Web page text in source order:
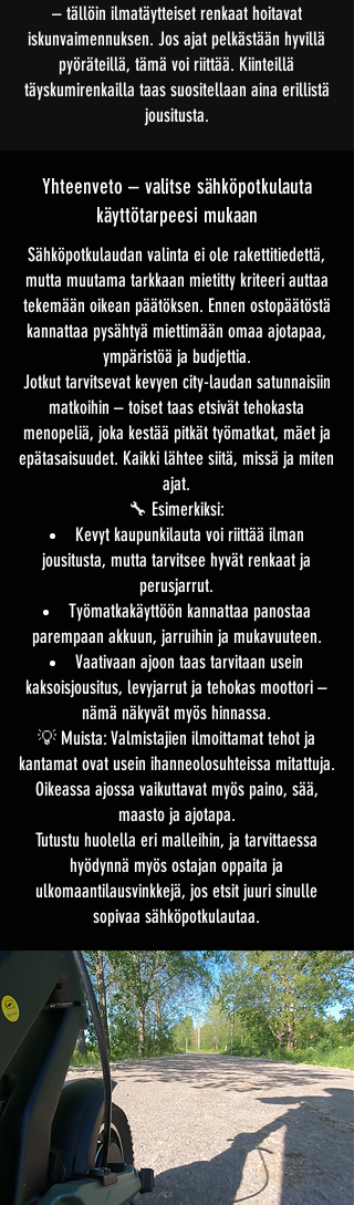
– tällöin ilmatäytteiset renkaat hoitavat
iskunvaimennuksen. Jos ajat pelkästään hyvillä
pyöräteillä, tämä voi riittää. Kiinteillä
täyskumirenkailla taas suositellaan aina erillistä
jousitusta.
Yhteenveto – valitse sähköpotkulauta
käyttötarpeesi mukaan
Sähköpotkulaudan valinta ei ole rakettitiedettä,
mutta muutama tarkkaan mietitty kriteeri auttaa
tekemään oikean päätöksen. Ennen ostopäätöstä
kannattaa pysähtyä miettimään omaa ajotapaa,
ympäristöä ja budjettia.
Jotkut tarvitsevat kevyen city-laudan satunnaisiin
matkoihin – toiset taas etsivät tehokasta
menopeliä, joka kestää pitkät työmatkat, mäet ja
epätasaisuudet. Kaikki lähtee siitä, missä ja miten
ajat.
🔧 Esimerkiksi:
Kevyt kaupunkilauta voi riittää ilman
jousitusta, mutta tarvitsee hyvät renkaat ja
perusjarrut.
Työmatkakäyttöön kannattaa panostaa
parempaan akkuun, jarruihin ja mukavuuteen.
Vaativaan ajoon taas tarvitaan usein
kaksoisjousitus, levyjarrut ja tehokas moottori –
nämä näkyvät myös hinnassa.
💡 Muista: Valmistajien ilmoittamat tehot ja
kantamat ovat usein ihanneolosuhteissa mitattuja.
Oikeassa ajossa vaikuttavat myös paino, sää,
maasto ja ajotapa.
Tutustu huolella eri malleihin, ja tarvittaessa
hyödynnä myös ostajan oppaita ja
ulkomaantilausvinkkejä, jos etsit juuri sinulle
sopivaa sähköpotkulautaa.